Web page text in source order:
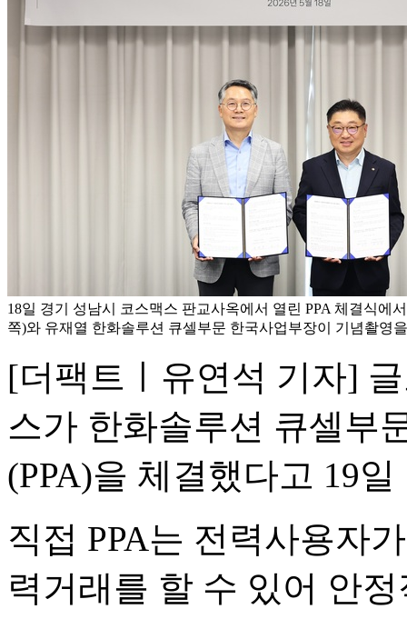
18일 경기 성남시 코스맥스 판교사옥에서 열린 PPA 체결식에
쪽)와 유재열 한화솔루션 큐셀부문 한국사업부장이 기념촬영
[더팩트ㅣ유연석 기자]
스가 한화솔루션 큐셀부
(PPA)을 체결했다고 19
직접 PPA는 전력사용자
력거래를 할 수 있어 안